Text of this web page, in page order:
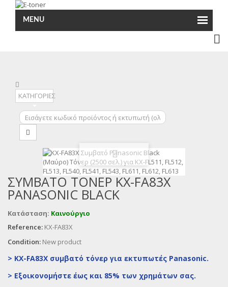
MENU
ΚΑΤΗΓΟΡΙΕΣ
ΣΥΜΒΑΤΌ ΤΌΝΕΡ KX-FA83X
PANASONIC BLACK
Κατάσταση: Καινούργιο
Reference: KX-FA83X
Condition: New product
> KX-FA83X συμβατό τόνερ για εκτυπωτές Panasonic.
> Εξοικονομήστε έως και 85% των χρημάτων σας.